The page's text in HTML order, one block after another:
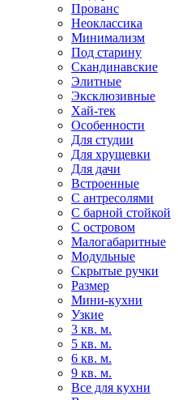
Прованс
Неоклассика
Минимализм
Под старину
Скандинавские
Элитные
Эксклюзивные
Хай-тек
Особенности
Для студии
Для хрущевки
Для дачи
Встроенные
С антресолями
С барной стойкой
С островом
Малогабаритные
Модульные
Скрытые ручки
Размер
Мини-кухни
Узкие
3 кв. м.
5 кв. м.
6 кв. м.
9 кв. м.
Все для кухни